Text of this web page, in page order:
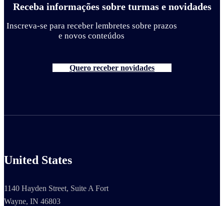
Receba informações sobre turmas e novidades
Inscreva-se para receber lembretes sobre prazos
e novos conteúdos
Quero receber novidades
United States
1140 Hayden Street, Suite A Fort
Wayne, IN 46803